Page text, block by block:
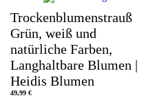
Trockenblumenstrauß
Grün, weiß und
natürliche Farben,
Langhaltbare Blumen |
Heidis Blumen
49,99 €